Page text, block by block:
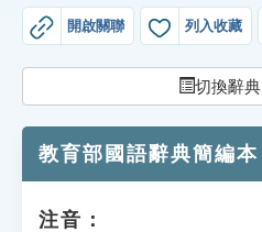
成語故事
索引選單
單字索引
開啟關聯 列入收藏
切換辭典
教育部國語辭典簡編本
注音：